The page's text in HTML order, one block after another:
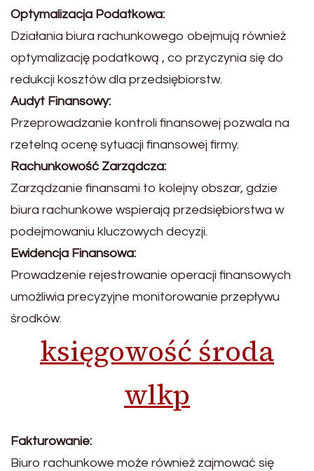
Optymalizacja Podatkowa:
Działania biura rachunkowego obejmują również
optymalizację podatkową , co przyczynia się do
redukcji kosztów dla przedsiębiorstw.
Audyt Finansowy:
Przeprowadzanie kontroli finansowej pozwala na
rzetelną ocenę sytuacji finansowej firmy.
Rachunkowość Zarządcza:
Zarządzanie finansami to kolejny obszar, gdzie
biura rachunkowe wspierają przedsiębiorstwa w
podejmowaniu kluczowych decyzji.
Ewidencja Finansowa:
Prowadzenie rejestrowanie operacji finansowych
umożliwia precyzyjne monitorowanie przepływu
środków.
księgowość środa
wlkp
Fakturowanie:
Biuro rachunkowe może również zajmować się